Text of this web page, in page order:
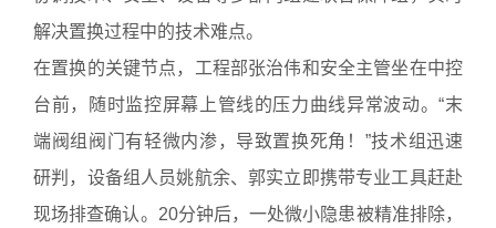
解决置换过程中的技术难点。
在置换的关键节点，工程部张治伟和安全主管坐在中控
台前，随时监控屏幕上管线的压力曲线异常波动。“末
端阀组阀门有轻微内渗，导致置换死角！”技术组迅速
研判，设备组人员姚航余、郭实立即携带专业工具赶赴
现场排查确认。20分钟后，一处微小隐患被精准排除，